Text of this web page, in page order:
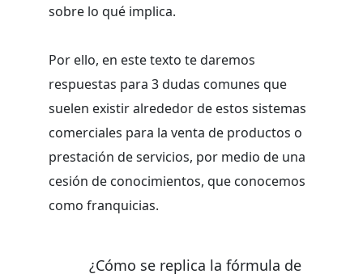
sobre lo qué implica.
Por ello, en este texto te daremos
respuestas para 3 dudas comunes que
suelen existir alrededor de estos sistemas
comerciales para la venta de productos o
prestación de servicios, por medio de una
cesión de conocimientos, que conocemos
como franquicias.
¿Cómo se replica la fórmula de